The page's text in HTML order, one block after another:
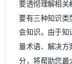
要透彻理解相关
要有三种知识
会知识。由于知
量术语、解决方
分，将帮助您最